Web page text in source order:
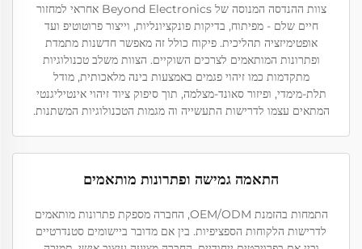
צוות ההנדסה המנוסה של Beyond Electronics אחראי למחזור
חיים שלם - מפיתוח, בדיקות פונקציונליות, וייצור פרוטוטיפ ועד
אופטימיזציה תהליכית. פיקוח כולל זה מאפשר חדשנות מתמדת
ופתרונות המותאמים לצרכים השוקיים. הצוות משלב טכנולוגיות
מתקדמות כמו זיהוי פגמים באמצעות בינה מלאכותית, מודל
תלת-מימדי, ופיזור סאונד-מצלמה, תוך סיפוק ציוד זיהוי אינטיליגנטי
המתאים עצמו לדרישות התעשייה וה מגמות הטכנולוגיות המשתנות.
התאמה גמישה ופתרונות מותאמים
התמחות בהזמנת OEM/ODM, החברה מספקת פתרונות מותאמים
לדרישות הלקוחות הספציפיות. בין אם מדובר ביישומים סטנדרטיים